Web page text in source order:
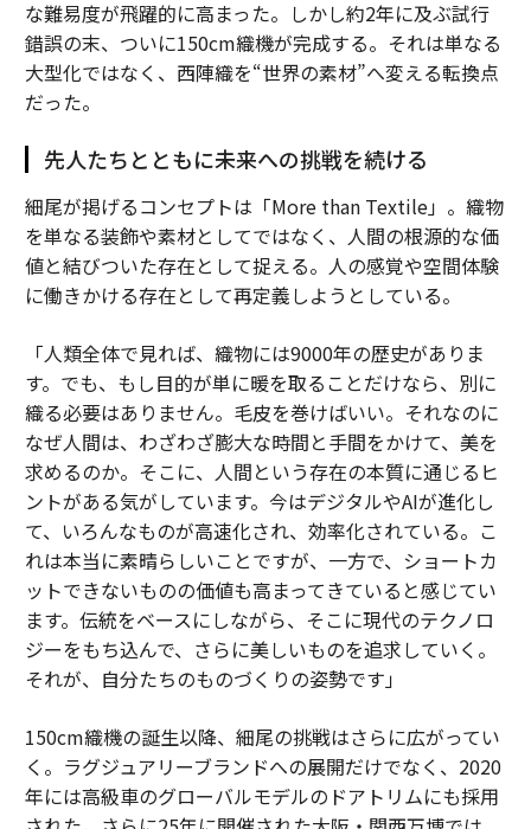
な難易度が飛躍的に高まった。しかし約2年に及ぶ試行
錯誤の末、ついに150cm織機が完成する。それは単なる
大型化ではなく、西陣織を“世界の素材”へ変える転換点
だった。
先人たちとともに未来への挑戦を続ける
細尾が掲げるコンセプトは「More than Textile」。織物
を単なる装飾や素材としてではなく、人間の根源的な価
値と結びついた存在として捉える。人の感覚や空間体験
に働きかける存在として再定義しようとしている。
「人類全体で見れば、織物には9000年の歴史がありま
す。でも、もし目的が単に暖を取ることだけなら、別に
織る必要はありません。毛皮を巻けばいい。それなのに
なぜ人間は、わざわざ膨大な時間と手間をかけて、美を
求めるのか。そこに、人間という存在の本質に通じるヒ
ントがある気がしています。今はデジタルやAIが進化し
て、いろんなものが高速化され、効率化されている。こ
れは本当に素晴らしいことですが、一方で、ショートカ
ットできないものの価値も高まってきていると感じてい
ます。伝統をベースにしながら、そこに現代のテクノロ
ジーをもち込んで、さらに美しいものを追求していく。
それが、自分たちのものづくりの姿勢です」
150cm織機の誕生以降、細尾の挑戦はさらに広がってい
く。ラグジュアリーブランドへの展開だけでなく、2020
年には高級車のグローバルモデルのドアトリムにも採用